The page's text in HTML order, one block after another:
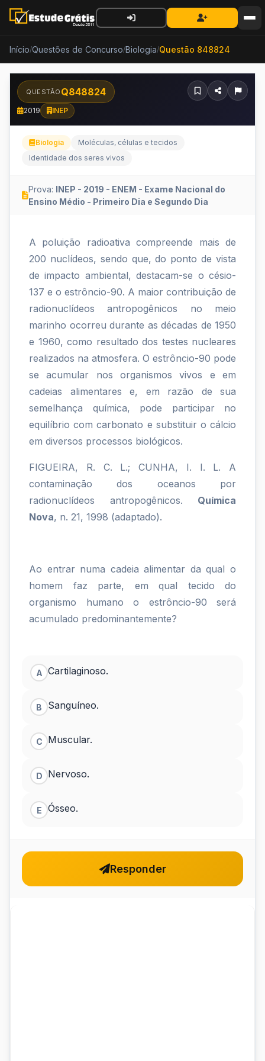
Início/Questões de Concurso/Biologia/Questão 848824
QUESTÃO Q848824
2019 INEP
Biologia
Moléculas, células e tecidos
Identidade dos seres vivos
Prova: INEP - 2019 - ENEM - Exame Nacional do
Ensino Médio - Primeiro Dia e Segundo Dia
A
poluição
radioativa
compreende
mais
de
200
nuclídeos,
s...
A poluição radioativa compreende mais de
200 nuclídeos, sendo que, do ponto de vista
de impacto ambiental, destacam-se o césio-
137 e o estrôncio-90. A maior contribuição de
radionuclídeos antropogênicos no meio
marinho ocorreu durante as décadas de 1950
e 1960, como resultado dos testes nucleares
realizados na atmosfera. O estrôncio-90 pode
se acumular nos organismos vivos e em
cadeias alimentares e, em razão de sua
semelhança química, pode participar no
equilíbrio com carbonato e substituir o cálcio
em diversos processos biológicos.
FIGUEIRA, R. C. L.; CUNHA, I. I. L. A
contaminação dos oceanos por
radionuclídeos antropogênicos. Química
Nova, n. 21, 1998 (adaptado).
Ao entrar numa cadeia alimentar da qual o
homem faz parte, em qual tecido do
organismo humano o estrôncio-90 será
acumulado predominantemente?
A Cartilaginoso.
B Sanguíneo.
C Muscular.
D Nervoso.
E Ósseo.
Responder